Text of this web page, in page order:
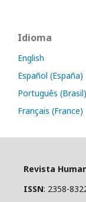
Idioma
English
Español (España)
Português (Brasil)
Français (France)
Revista
ISSN: 2358-